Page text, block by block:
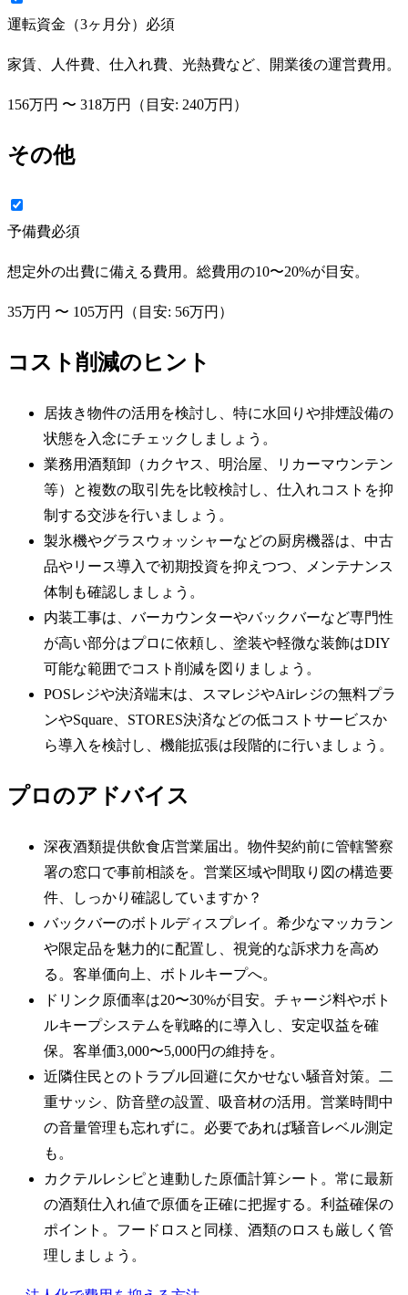
運転資金（3ヶ月分） 必須
家賃、人件費、仕入れ費、光熱費など、開業後の運営費用。
156万円 〜 318万円 （目安: 240万円 ）
その他
予備費必須
想定外の出費に備える費用。総費用の10〜20%が目安。
35万円 〜 105万円 （目安: 56万円 ）
コスト削減のヒント
居抜き物件の活用を検討し、特に水回りや排煙設備の
状態を入念にチェックしましょう。
業務用酒類卸（カクヤス、明治屋、リカーマウンテン
等）と複数の取引先を比較検討し、仕入れコストを抑
制する交渉を行いましょう。
製氷機やグラスウォッシャーなどの厨房機器は、中古
品やリース導入で初期投資を抑えつつ、メンテナンス
体制も確認しましょう。
内装工事は、バーカウンターやバックバーなど専門性
が高い部分はプロに依頼し、塗装や軽微な装飾はDIY
可能な範囲でコスト削減を図りましょう。
POSレジや決済端末は、スマレジやAirレジの無料プラ
ンやSquare、STORES決済などの低コストサービスか
ら導入を検討し、機能拡張は段階的に行いましょう。
プロのアドバイス
深夜酒類提供飲食店営業届出。物件契約前に管轄警察
署の窓口で事前相談を。営業区域や間取り図の構造要
件、しっかり確認していますか？
バックバーのボトルディスプレイ。希少なマッカラン
や限定品を魅力的に配置し、視覚的な訴求力を高め
る。客単価向上、ボトルキープへ。
ドリンク原価率は20〜30%が目安。チャージ料やボト
ルキープシステムを戦略的に導入し、安定収益を確
保。客単価3,000〜5,000円の維持を。
近隣住民とのトラブル回避に欠かせない騒音対策。二
重サッシ、防音壁の設置、吸音材の活用。営業時間中
の音量管理も忘れずに。必要であれば騒音レベル測定
も。
カクテルレシピと連動した原価計算シート。常に最新
の酒類仕入れ値で原価を正確に把握する。利益確保の
ポイント。フードロスと同様、酒類のロスも厳しく管
理しましょう。